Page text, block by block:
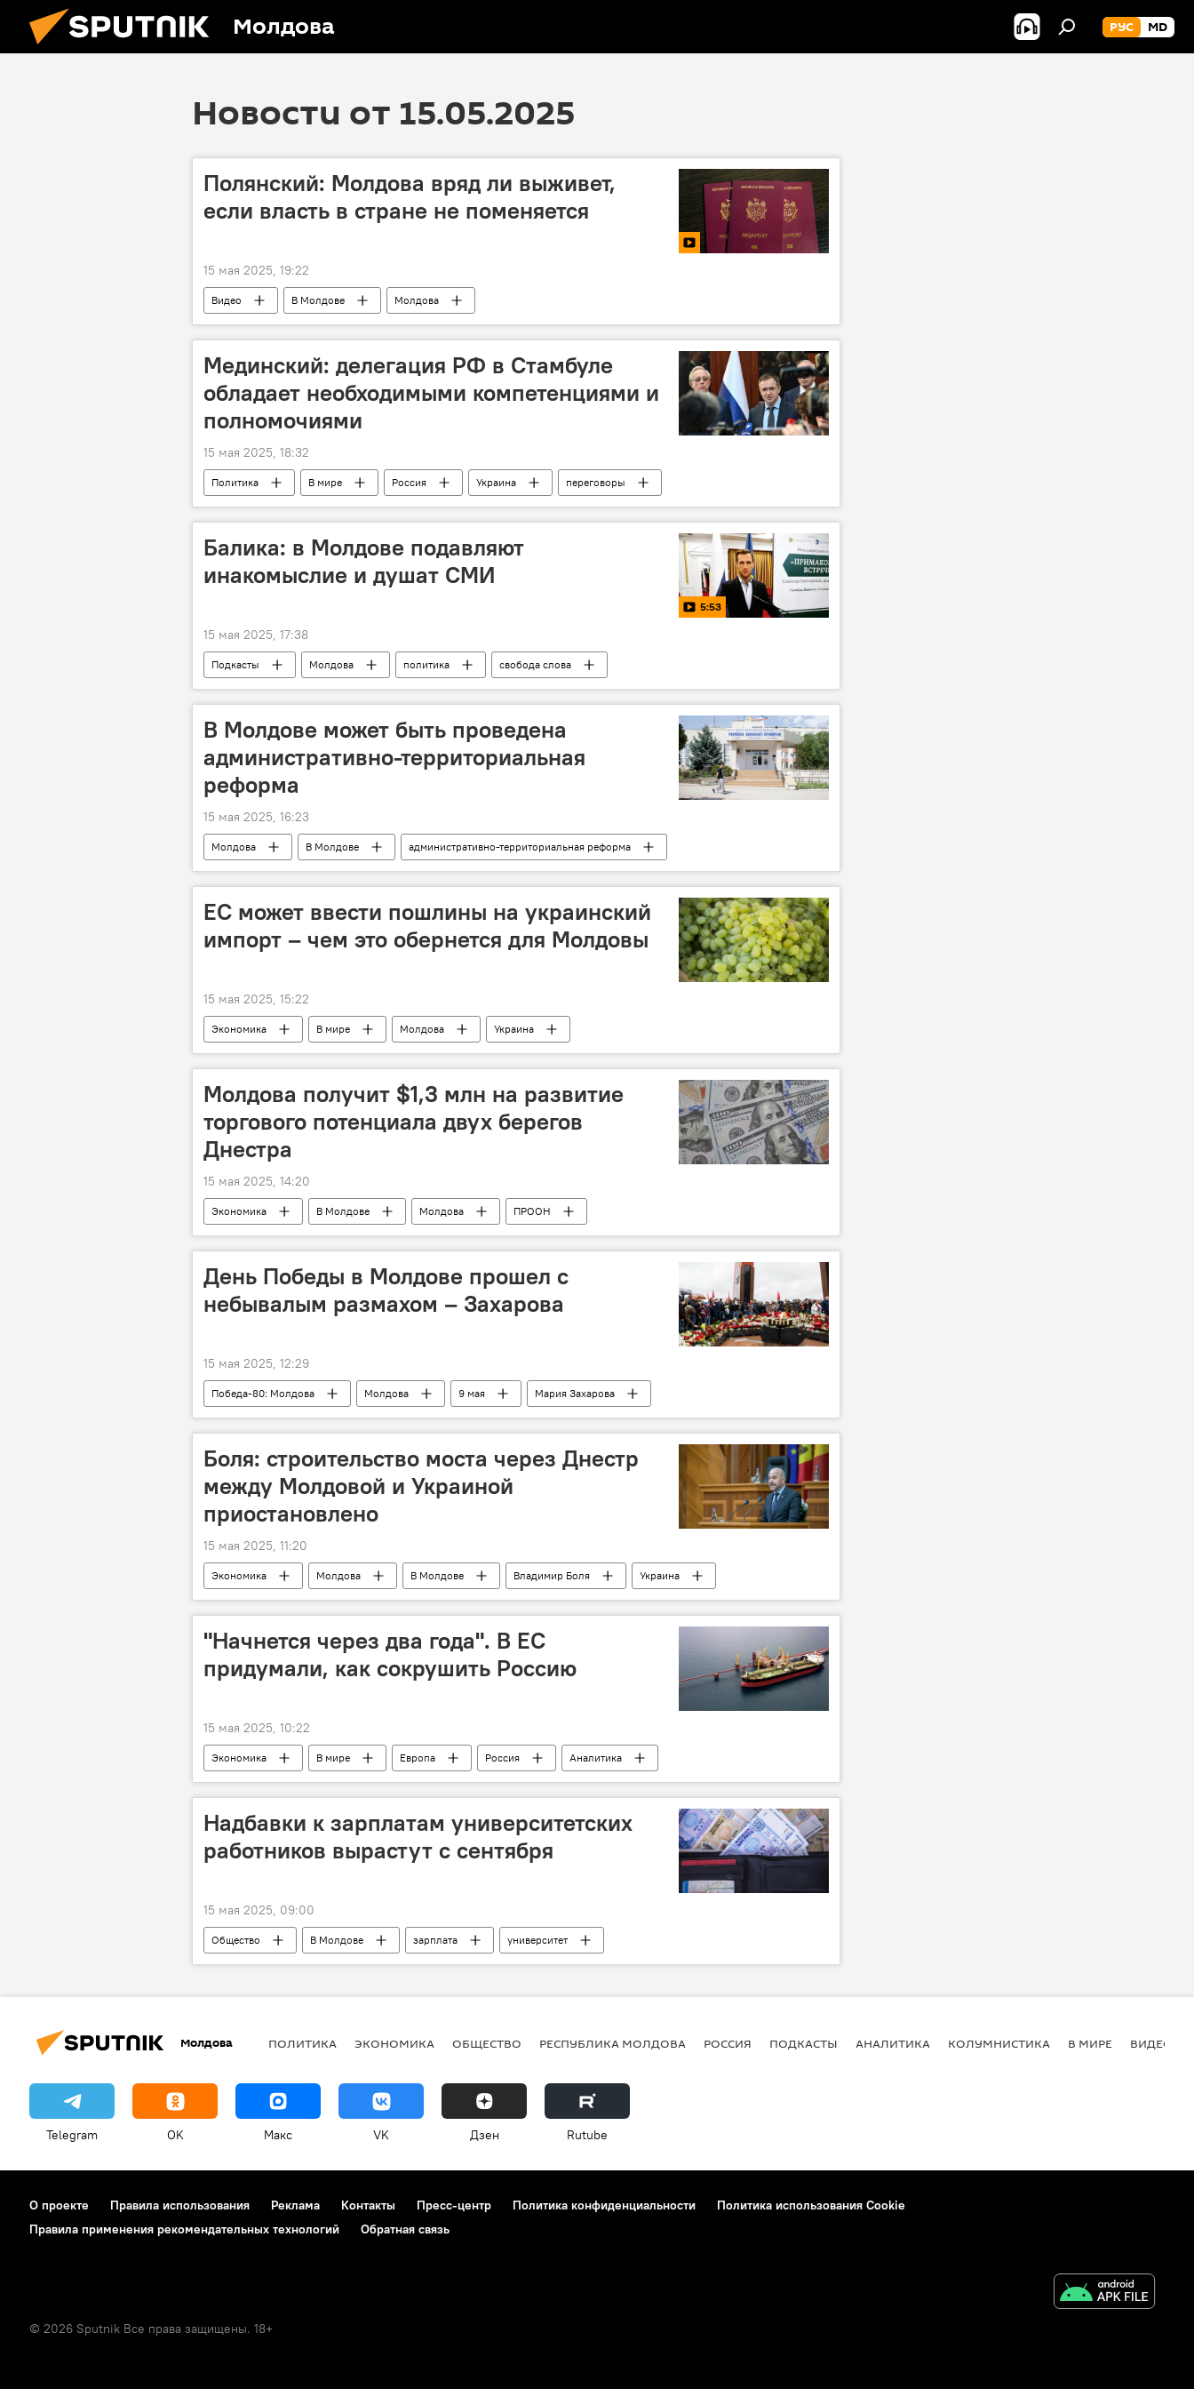
Молдова РУС MD
Новости от 15.05.2025
Полянский: Молдова вряд ли выживет,
если власть в стране не поменяется
15 мая 2025, 19:22
Видео В Молдове Молдова
Мединский: делегация РФ в Стамбуле
обладает необходимыми компетенциями и
полномочиями
15 мая 2025, 18:32
Политика В мире Россия Украина
переговоры
Владимир Мединский
Балика: в Молдове подавляют
инакомыслие и душат СМИ
5:53
15 мая 2025, 17:38
Подкасты Молдова политика свобода слова
В Молдове может быть проведена
административно-территориальная
реформа
15 мая 2025, 16:23
Молдова В Молдове
административно-территориальная реформа
Владимир Боля
ЕС может ввести пошлины на украинский
импорт – чем это обернется для Молдовы
15 мая 2025, 15:22
Экономика В мире Молдова Украина
Молдова получит $1,3 млн на развитие
торгового потенциала двух берегов
Днестра
15 мая 2025, 14:20
Экономика В Молдове Молдова ПРООН
День Победы в Молдове прошел с
небывалым размахом – Захарова
15 мая 2025, 12:29
Победа-80: Молдова Молдова 9 мая Мария Захарова
Боля: строительство моста через Днестр
между Молдовой и Украиной
приостановлено
15 мая 2025, 11:20
Экономика Молдова В Молдове Владимир Боля Украина
"Начнется через два года". В ЕС
придумали, как сокрушить Россию
15 мая 2025, 10:22
Экономика В мире Европа Россия Аналитика
Надбавки к зарплатам университетских
работников вырастут с сентября
15 мая 2025, 09:00
Общество В Молдове зарплата университет
Молдова ПОЛИТИКА ЭКОНОМИКА ОБЩЕСТВО РЕСПУБЛИКА МОЛДОВА РОССИЯ ПОДКАСТЫ АНАЛИТИКА КОЛУМНИСТИКА В МИРЕ ВИДЕО
Telegram OK Макс VK Дзен Rutube
О проекте Правила использования Реклама Контакты Пресс-центр Политика конфиденциальности
Политика использования Cookie
Правила применения рекомендательных технологий
Обратная связь
© 2026 Sputnik Все права защищены. 18+